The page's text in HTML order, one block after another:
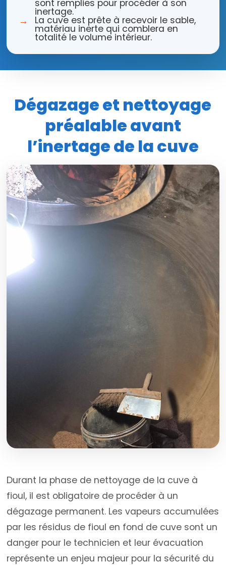
sont remplies pour procéder à son
inertage.
La cuve est prête à recevoir le sable,
matériau inerte qui comblera en
totalité le volume intérieur.
Dégazage et nettoyage
préalable avant
l’inertage de la cuve
Durant la phase de nettoyage de la cuve à
fioul, il est obligatoire de procéder à un
dégazage permanent. Les vapeurs accumulées
par les résidus de fioul en fond de cuve sont un
danger pour le technicien et leur évacuation
représente un enjeu majeur pour la sécurité du